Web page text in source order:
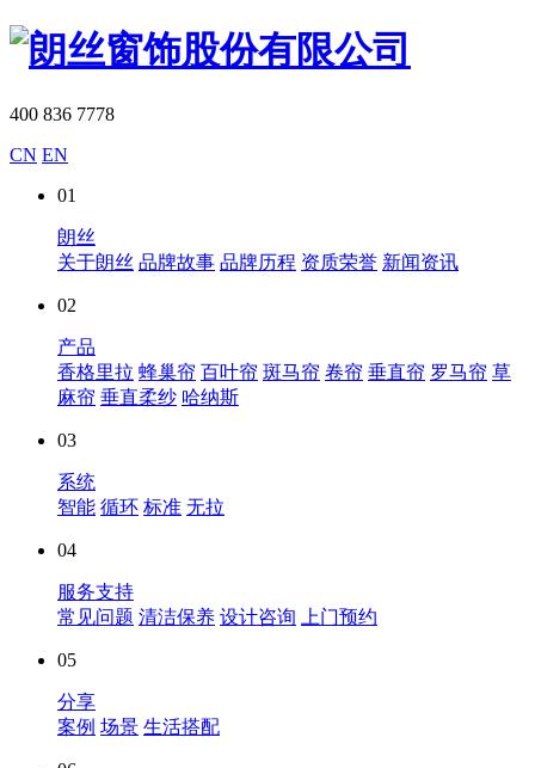
400 836 7778
CN EN
01
朗丝
关于朗丝 品牌故事 品牌历程 资质荣誉 新闻资讯
02
产品
香格里拉 蜂巢帘 百叶帘 斑马帘 卷帘 垂直帘 罗马帘 草
麻帘 垂直柔纱 哈纳斯
03
系统
智能 循环 标准 无拉
04
服务支持
常见问题 清洁保养 设计咨询 上门预约
05
分享
案例 场景 生活搭配